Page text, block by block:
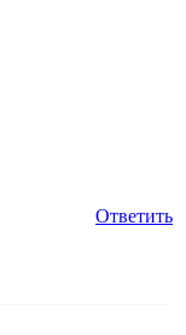
Ответить